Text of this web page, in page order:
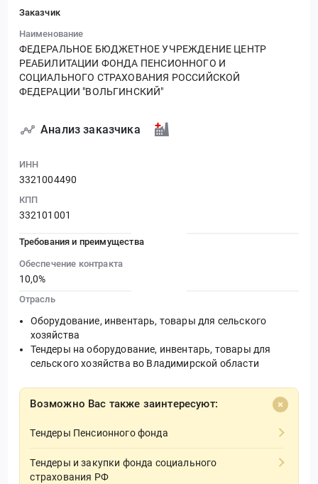
Заказчик
Наименование
ФЕДЕРАЛЬНОЕ БЮДЖЕТНОЕ УЧРЕЖДЕНИЕ ЦЕНТР
РЕАБИЛИТАЦИИ ФОНДА ПЕНСИОННОГО И
СОЦИАЛЬНОГО СТРАХОВАНИЯ РОССИЙСКОЙ
ФЕДЕРАЦИИ "ВОЛЬГИНСКИЙ"
Анализ заказчика
ИНН
3321004490
КПП
332101001
Требования и преимущества
Обеспечение контракта
10,0%
Отрасль
Оборудование, инвентарь, товары для сельского
хозяйства
Тендеры на оборудование, инвентарь, товары для
сельского хозяйства во Владимирской области
Возможно Вас также заинтересуют:
Тендеры Пенсионного фонда
Тендеры и закупки фонда социального
страхования РФ